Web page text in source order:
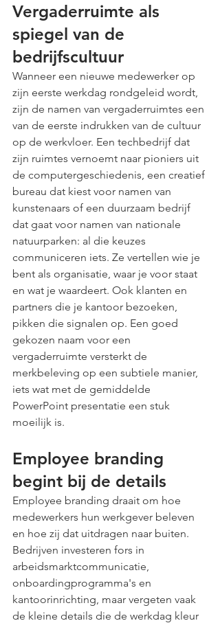
Vergaderruimte als
spiegel van de
bedrijfscultuur
Wanneer een nieuwe medewerker op
zijn eerste werkdag rondgeleid wordt,
zijn de namen van vergaderruimtes een
van de eerste indrukken van de cultuur
op de werkvloer. Een techbedrijf dat
zijn ruimtes vernoemt naar pioniers uit
de computergeschiedenis, een creatief
bureau dat kiest voor namen van
kunstenaars of een duurzaam bedrijf
dat gaat voor namen van nationale
natuurparken: al die keuzes
communiceren iets. Ze vertellen wie je
bent als organisatie, waar je voor staat
en wat je waardeert. Ook klanten en
partners die je kantoor bezoeken,
pikken die signalen op. Een goed
gekozen naam voor een
vergaderruimte versterkt de
merkbeleving op een subtiele manier,
iets wat met de gemiddelde
PowerPoint presentatie een stuk
moeilijk is.
Employee branding
begint bij de details
Employee branding draait om hoe
medewerkers hun werkgever beleven
en hoe zij dat uitdragen naar buiten.
Bedrijven investeren fors in
arbeidsmarktcommunicatie,
onboardingprogramma's en
kantoorinrichting, maar vergeten vaak
de kleine details die de werkdag kleur